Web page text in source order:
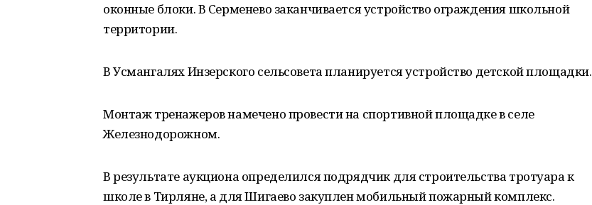
оконные блоки. В Серменево заканчивается устройство ограждения школьной
территории.
В Усмангалях Инзерского сельсовета планируется устройство детской площадки.
Монтаж тренажеров намечено провести на спортивной площадке в селе
Железнодорожном.
В результате аукциона определился подрядчик для строительства тротуара к
школе в Тирляне, а для Шигаево закуплен мобильный пожарный комплекс.